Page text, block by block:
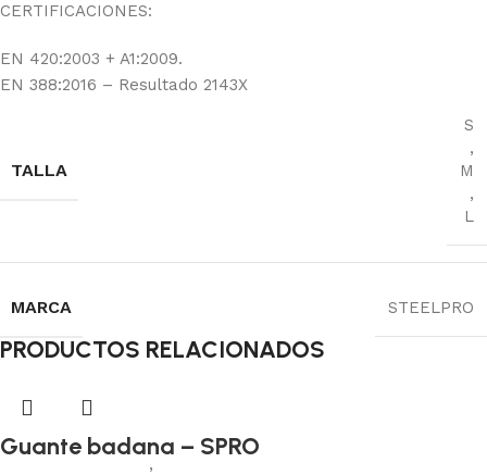
CERTIFICACIONES:
EN 420:2003 + A1:2009.
EN 388:2016 – Resultado 2143X
TALLA
S
,
M
,
L
MARCA STEELPRO
PRODUCTOS RELACIONADOS
Guante badana – SPRO
,